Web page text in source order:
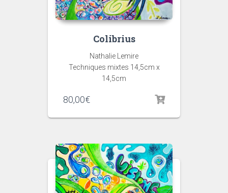
Colibrius
Nathalie Lemire
Techniques mixtes 14,5cm x
14,5cm
80,00€